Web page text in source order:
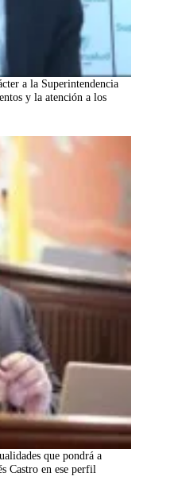
a la Superintendencia
y la atención a los
que pondrá a
Castro en ese perfil